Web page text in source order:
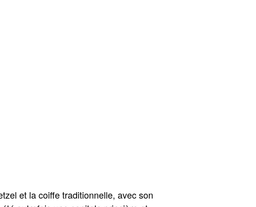
et la coiffe traditionnelle, avec son